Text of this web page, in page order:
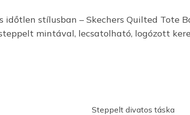
stílusban – Skechers Quilted Tote
mintával, lecsatolható, logózott
Steppelt divatos táska